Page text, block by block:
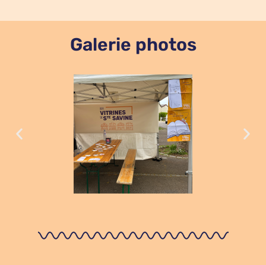
Galerie photos